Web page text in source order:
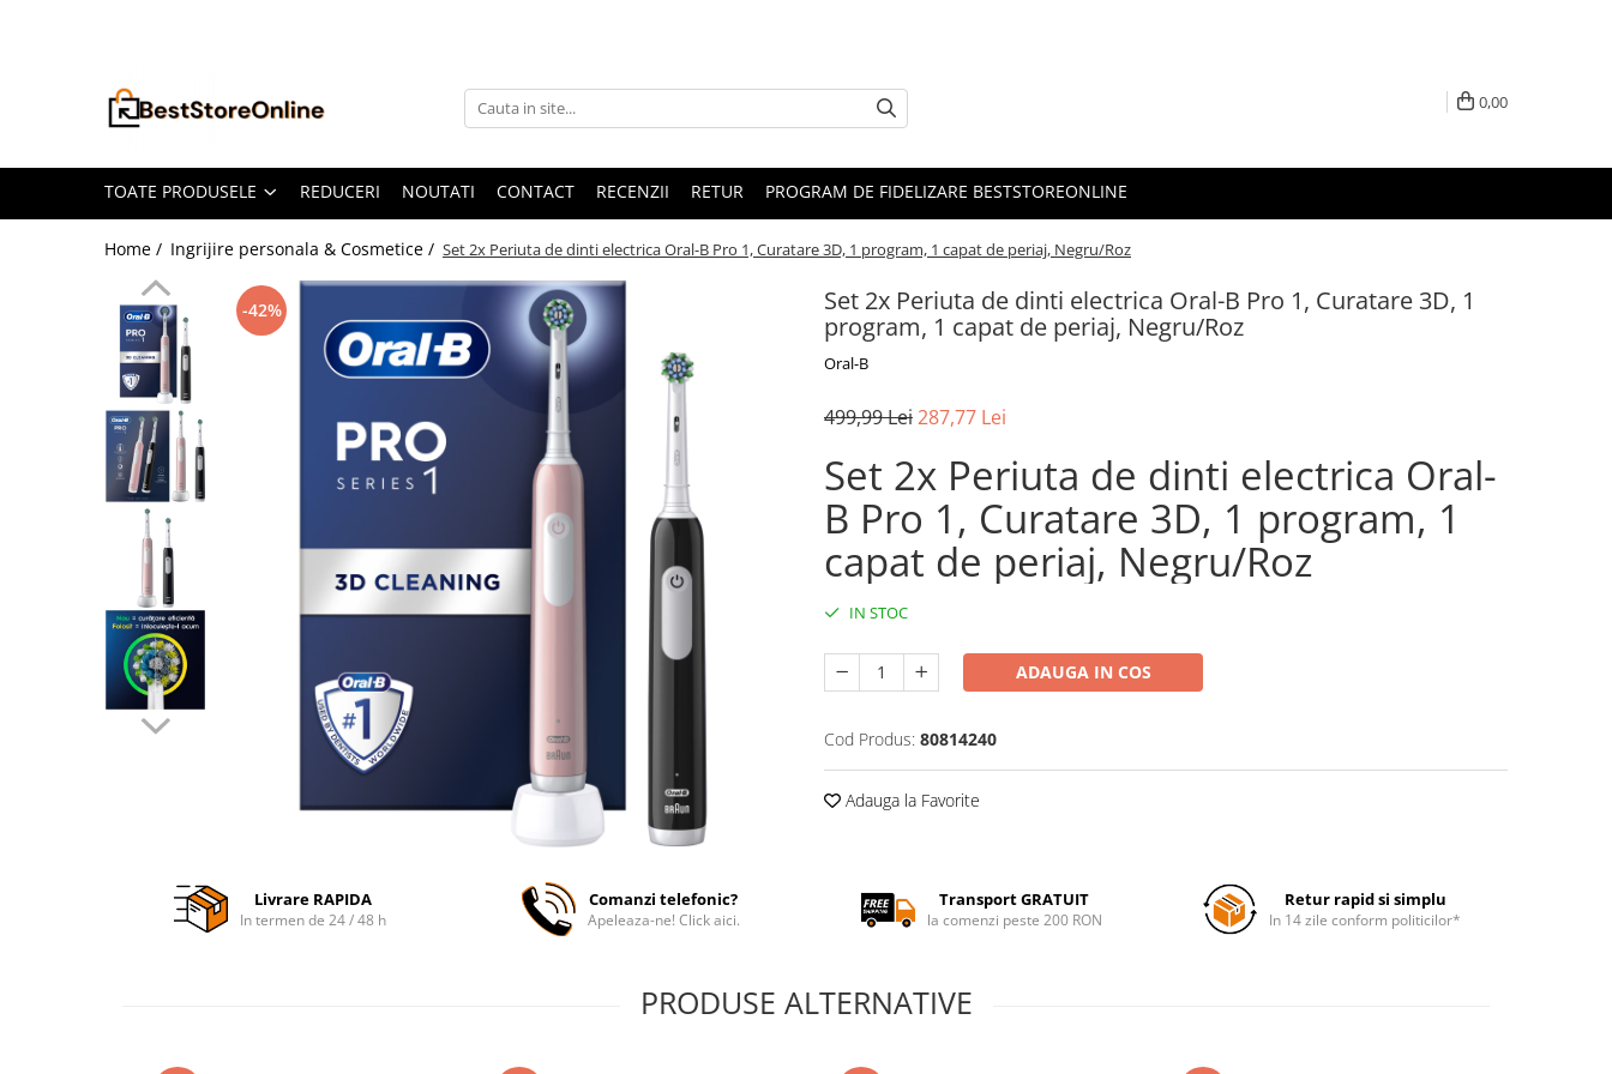
Accesorii aparate climatizare
Accesorii si Piese Aspiratoare
Aspiratoare Universale
iRobot Roomba
Karcher Parkside
Tefal Rowenta X-Force Flex
Xiaomi Roborock
Accesorii auto interioare
Aspiratoare Auto
Produse Cosmetica Auto
Casa, Gradina & Bricolaj
Accesorii mese si scaune
0,00
TOATE PRODUSELE REDUCERI NOUTATI CONTACT RECENZII RETUR PROGRAM DE FIDELIZARE BESTSTOREONLINE
Home / Ingrijire personala & Cosmetice / Set 2x Periuta de dinti electrica Oral-B Pro 1, Curatare 3D, 1 program, 1 capat de periaj, Negru/Roz
Set 2x Periuta de dinti electrica Oral-B Pro 1, Curatare 3D, 1
program, 1 capat de periaj, Negru/Roz
Oral-B
-42%
499,99 Lei287,77 Lei
Set 2x Periuta de dinti electrica Oral-
B Pro 1, Curatare 3D, 1 program, 1
capat de periaj, Negru/Roz
IN STOC
ADAUGA IN COS
Cod Produs: 80814240
Adauga la Favorite
Livrare RAPIDA
In termen de 24 / 48 h
Comanzi telefonic?
Apeleaza-ne! Click aici.
Transport GRATUIT
la comenzi peste 200 RON
Retur rapid si simplu
In 14 zile conform politicilor*
PRODUSE ALTERNATIVE